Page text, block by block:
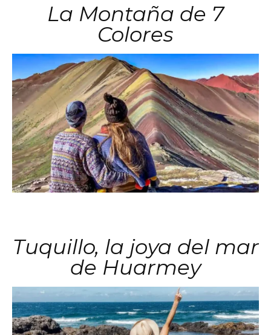
La Montaña de 7
Colores
Tuquillo, la joya del mar
de Huarmey